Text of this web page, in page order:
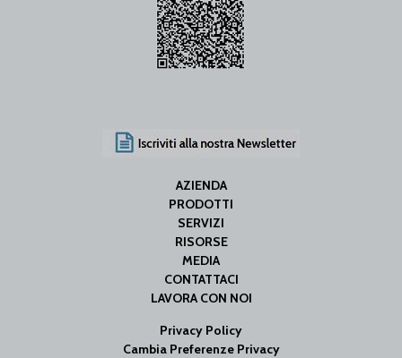
AZIENDA
PRODOTTI
SERVIZI
RISORSE
MEDIA
CONTATTACI
LAVORA CON NOI
Privacy Policy
Cambia Preferenze Privacy